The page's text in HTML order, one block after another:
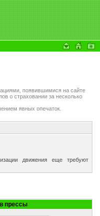
появившимися на сайте
о страховании за несколько
явных опечаток.
движения еще требуют
прессы